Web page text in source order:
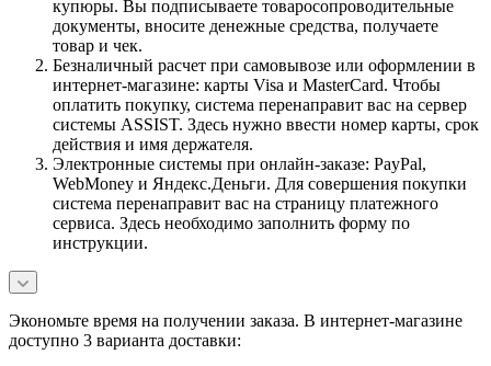
купюры. Вы подписываете товаросопроводительные
документы, вносите денежные средства, получаете
товар и чек.
Безналичный расчет при самовывозе или оформлении в
интернет-магазине: карты Visa и MasterCard. Чтобы
оплатить покупку, система перенаправит вас на сервер
системы ASSIST. Здесь нужно ввести номер карты, срок
действия и имя держателя.
Электронные системы при онлайн-заказе: PayPal,
WebMoney и Яндекс.Деньги. Для совершения покупки
система перенаправит вас на страницу платежного
сервиса. Здесь необходимо заполнить форму по
инструкции.
Экономьте время на получении заказа. В интернет-магазине
доступно 3 варианта доставки: